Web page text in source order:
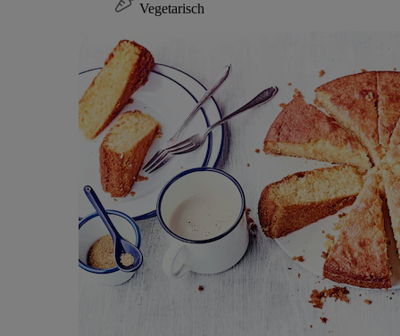
Vegetarisch